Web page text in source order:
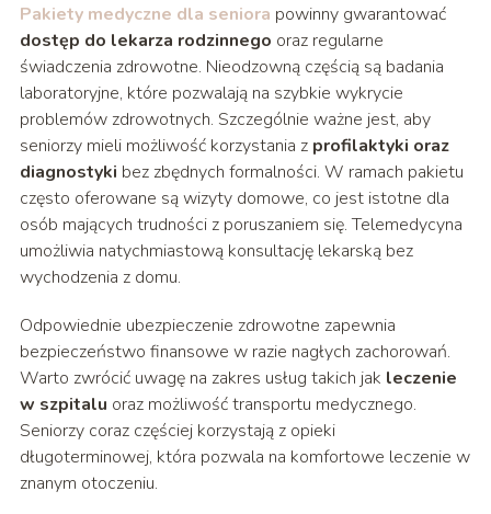
Pakiety medyczne dla seniora powinny gwarantować
dostęp do lekarza rodzinnego oraz regularne
świadczenia zdrowotne. Nieodzowną częścią są badania
laboratoryjne, które pozwalają na szybkie wykrycie
problemów zdrowotnych. Szczególnie ważne jest, aby
seniorzy mieli możliwość korzystania z profilaktyki oraz
diagnostyki bez zbędnych formalności. W ramach pakietu
często oferowane są wizyty domowe, co jest istotne dla
osób mających trudności z poruszaniem się. Telemedycyna
umożliwia natychmiastową konsultację lekarską bez
wychodzenia z domu.
Odpowiednie ubezpieczenie zdrowotne zapewnia
bezpieczeństwo finansowe w razie nagłych zachorowań.
Warto zwrócić uwagę na zakres usług takich jak leczenie
w szpitalu oraz możliwość transportu medycznego.
Seniorzy coraz częściej korzystają z opieki
długoterminowej, która pozwala na komfortowe leczenie w
znanym otoczeniu.